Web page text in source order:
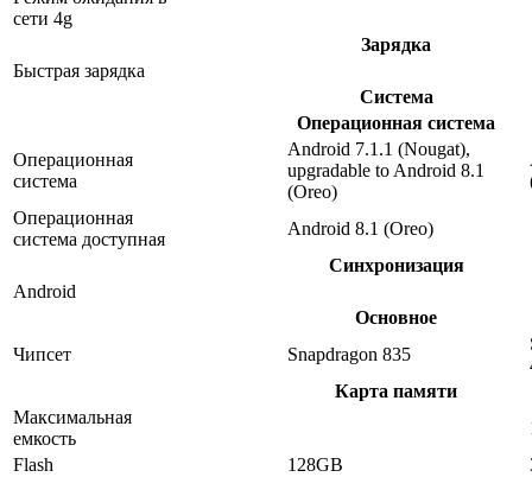
сети 4g
Зарядка
Быстрая зарядка
Система
Операционная система
Операционная
система
Android 7.1.1 (Nougat),
upgradable to Android 8.1
(Oreo)
Операционная
система доступная
Android 8.1 (Oreo)
Синхронизация
Android
Основное
Чипсет
Snapdragon 835
Карта памяти
Максимальная
емкость
Flash
128GB